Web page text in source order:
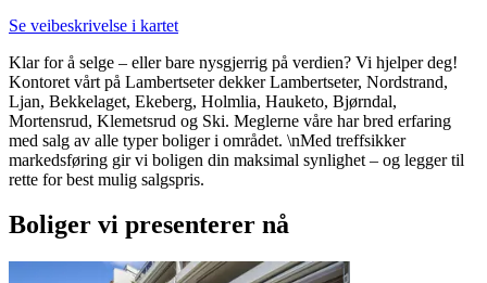
Se veibeskrivelse i kartet
Klar for å selge – eller bare nysgjerrig på verdien? Vi hjelper deg!
Kontoret vårt på Lambertseter dekker Lambertseter, Nordstrand,
Ljan, Bekkelaget, Ekeberg, Holmlia, Hauketo, Bjørndal,
Mortensrud, Klemetsrud og Ski. Meglerne våre har bred erfaring
med salg av alle typer boliger i området. \nMed treffsikker
markedsføring gir vi boligen din maksimal synlighet – og legger til
rette for best mulig salgspris.
Boliger vi presenterer nå